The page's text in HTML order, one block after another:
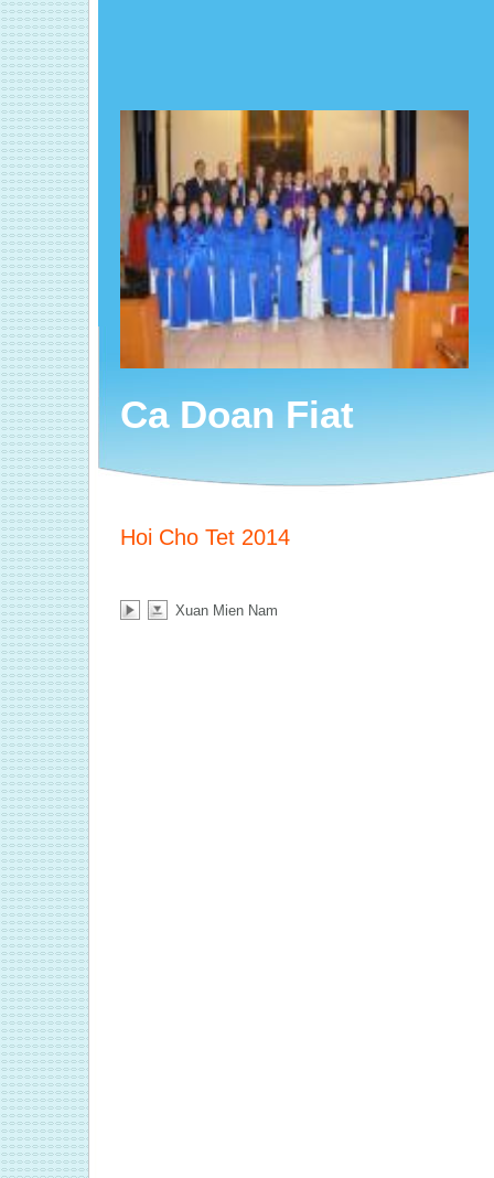
Ca Doan Fiat
Hoi Cho Tet 2014
Xuan Mien Nam